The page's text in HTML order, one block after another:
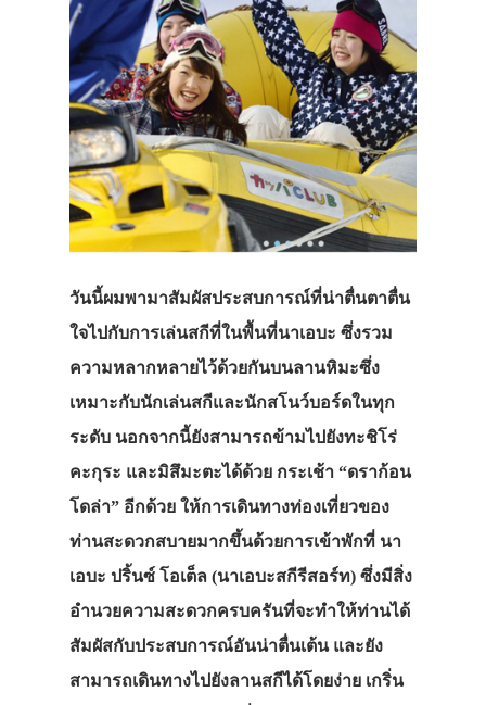
วันนี้ผมพามาสัมผัสประสบการณ์ที่น่าตื่นตาตื่น
ใจไปกับการเล่นสกีที่ในพื้นที่นาเอบะ ซึ่งรวม
ความหลากหลายไว้ด้วยกันบนลานหิมะซึ่ง
เหมาะกับนักเล่นสกีและนักสโนว์บอร์ดในทุก
ระดับ นอกจากนี้ยังสามารถข้ามไปยังทะชิโร่
คะกุระ และมิสึมะตะได้ด้วย กระเช้า “ดราก้อน
โดล่า” อีกด้วย ให้การเดินทางท่องเที่ยวของ
ท่านสะดวกสบายมากขึ้นด้วยการเข้าพักที่ นา
เอบะ ปริ้นซ์ โอเต็ล (นาเอบะสกีรีสอร์ท) ซึ่งมีสิ่ง
อำนวยความสะดวกครบครันที่จะทำให้ท่านได้
สัมผัสกับประสบการณ์อันน่าตื่นเต้น และยัง
สามารถเดินทางไปยังลานสกีได้โดยง่าย เกริ่น